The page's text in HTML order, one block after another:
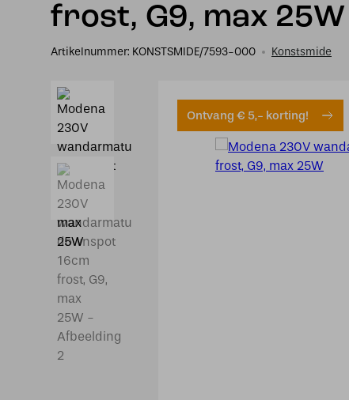
frost, G9, max 25W
Artikelnummer: KONSTSMIDE/7593-000 Konstsmide
Ontvang € 5,- korting!